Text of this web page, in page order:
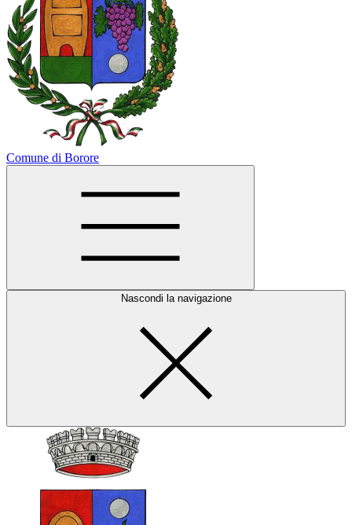
Comune di Borore
Nascondi la navigazione